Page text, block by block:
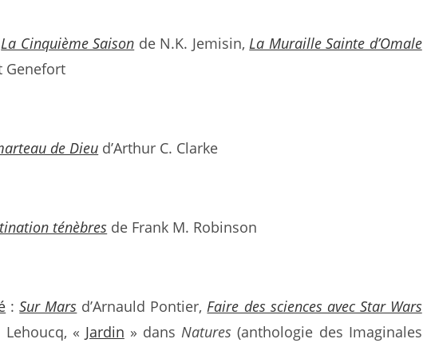
La Cinquième Saison de N.K. Jemisin,La Muraille Sainte d’Omale
Genefort
de Dieu d’Arthur C. Clarke
ténèbres de Frank M. Robinson
:Sur Mars d’Arnauld Pontier,Faire des sciences avec Star Wars
« Jardin » dansNatures (anthologie des Imaginales